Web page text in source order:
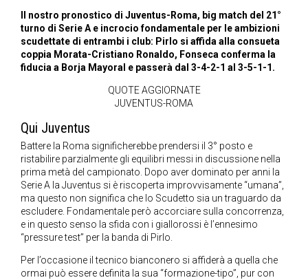
Il nostro pronostico di Juventus-Roma, big match del 21°
turno di Serie A e incrocio fondamentale per le ambizioni
scudettate di entrambi i club: Pirlo si affida alla consueta
coppia Morata-Cristiano Ronaldo, Fonseca conferma la
fiducia a Borja Mayoral e passerà dal 3-4-2-1 al 3-5-1-1.
QUOTE AGGIORNATE
JUVENTUS-ROMA
Qui Juventus
Battere la Roma significherebbe prendersi il 3° posto e
ristabilire parzialmente gli equilibri messi in discussione nella
prima metà del campionato. Dopo aver dominato per anni la
Serie A la Juventus si è riscoperta improvvisamente “umana”,
ma questo non significa che lo Scudetto sia un traguardo da
escludere. Fondamentale però accorciare sulla concorrenza,
e in questo senso la sfida con i giallorossi è l’ennesimo
“pressure test” per la banda di Pirlo.
Per l’occasione il tecnico bianconero si affiderà a quella che
ormai può essere definita la sua “formazione-tipo”, pur con